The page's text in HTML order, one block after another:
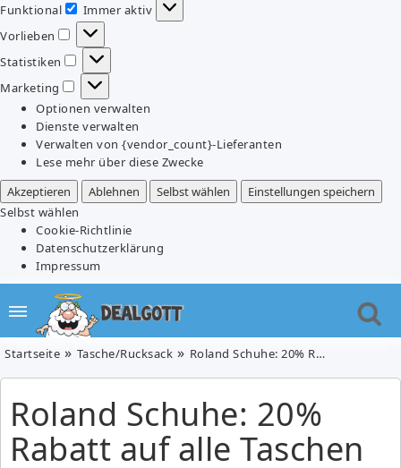
Funktional
Funktional
Immer aktiv
Vorlieben
Vorlieben
Statistiken
Statistiken
Marketing
Marketing
Optionen verwalten
Dienste verwalten
Verwalten von {vendor_count}-Lieferanten
Lese mehr über diese Zwecke
Akzeptieren
Ablehnen Selbst wählen
Einstellungen speichern
Selbst wählen
Cookie-Richtlinie
Datenschutzerklärung
Impressum
Startseite Tasche/Rucksack Roland Schuhe: 20% Rabatt auf alle Taschen
Roland Schuhe: 20%
Rabatt auf alle Taschen